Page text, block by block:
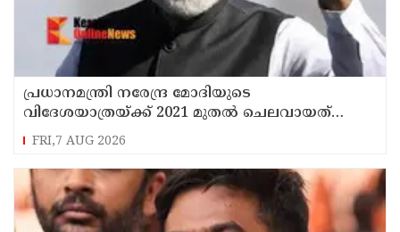
പ്രധാനമന്ത്രി നരേന്ദ്ര മോദിയുടെ
വിദേശയാത്രയ്ക്ക് 2021 മുതല്‍ ചെലവായത്
558കോടി രൂപ
FRI,7 AUG 2026